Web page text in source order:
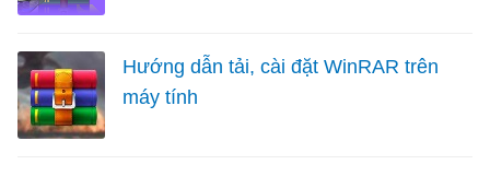
Hướng dẫn tải, cài đặt WinRAR trên
máy tính